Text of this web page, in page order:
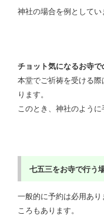
神社の場合を例としてい
チョット気になるお寺
本堂でご祈祷を受ける
ります。
このとき、神社のように
七五三をお寺で行う
一般的に予約は必用あ
ころもあります。